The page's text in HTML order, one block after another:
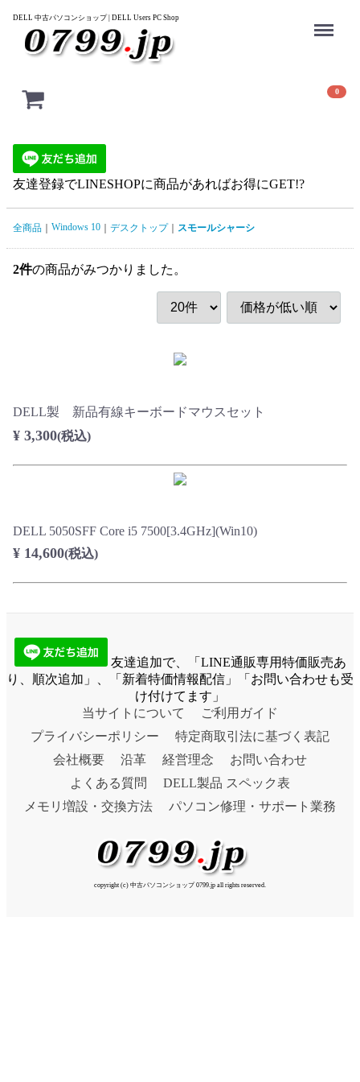
DELL 中古パソコンショップ | DELL Users PC Shop
0
友達登録でLINESHOPに商品があればお得にGET!?
全商品 Windows 10 デスクトップ スモールシャーシ
2件の商品がみつかりました。
DELL製 新品有線キーボードマウスセット
¥ 3,300(税込)
DELL 5050SFF Core i5 7500[3.4GHz](Win10)
¥ 14,600(税込)
友達追加で、「LINE通販専用特価販売あ
り、順次追加」、「新着特価情報配信」「お問い合わせも受
け付けてます」
当サイトについて
ご利用ガイド
プライバシーポリシー
特定商取引法に基づく表記
会社概要
沿革 経営理念
お問い合わせ
よくある質問
DELL製品 スペック表
メモリ増設・交換方法
パソコン修理・サポート業務
copyright (c) 中古パソコンショップ 0799.jp all rights reserved.